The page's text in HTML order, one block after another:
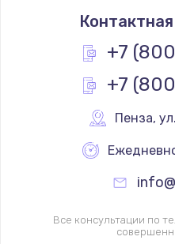
+7
+7
Пенза,
Все консультации по